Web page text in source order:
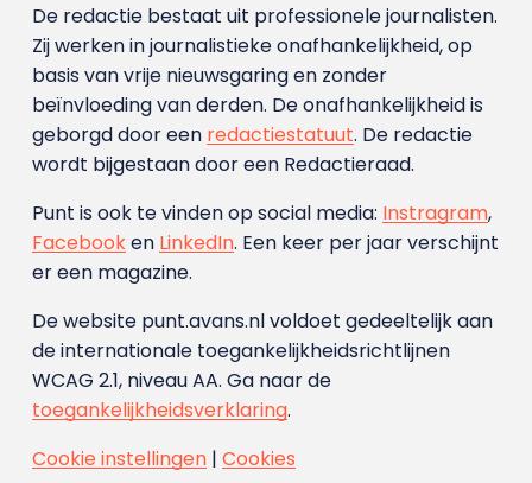
De redactie bestaat uit professionele journalisten.
Zij werken in journalistieke onafhankelijkheid, op
basis van vrije nieuwsgaring en zonder
beïnvloeding van derden. De onafhankelijkheid is
geborgd door een redactiestatuut. De redactie
wordt bijgestaan door een Redactieraad.
Punt is ook te vinden op social media: Instragram,
Facebooken LinkedIn. Een keer per jaar verschijnt
er een magazine.
De website punt.avans.nl voldoet gedeeltelijk aan
de internationale toegankelijkheidsrichtlijnen
WCAG 2.1, niveau AA. Ga naar de
toegankelijkheidsverklaring.
Cookie instellingen| Cookies